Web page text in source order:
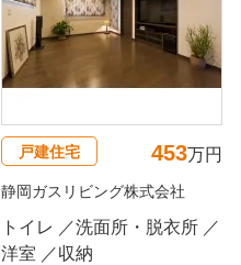
戸建住宅 453万円
静岡ガスリビング株式会社
トイレ ／洗面所・脱衣所 ／
洋室 ／収納
洋室 収納